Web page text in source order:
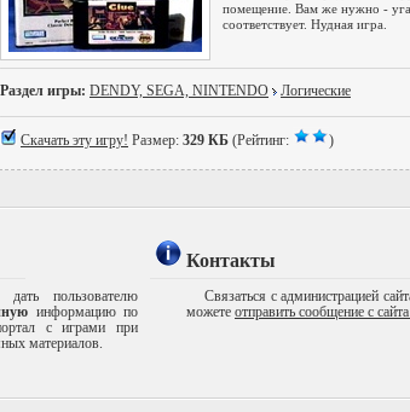
помещение. Вам же нужно -
соответствует. Нудная игра.
Раздел игры: DENDY, SEGA, NINTENDO Логические
Скачать эту игру! Размер: 329 КБ (Рейтинг: )
пользователю
информацию по
с играми при
материалов.
Контакты
Связаться с администрацией
можете отправить сообщение с